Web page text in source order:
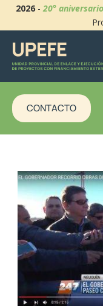
2026-20° aniversario
CONTACTO